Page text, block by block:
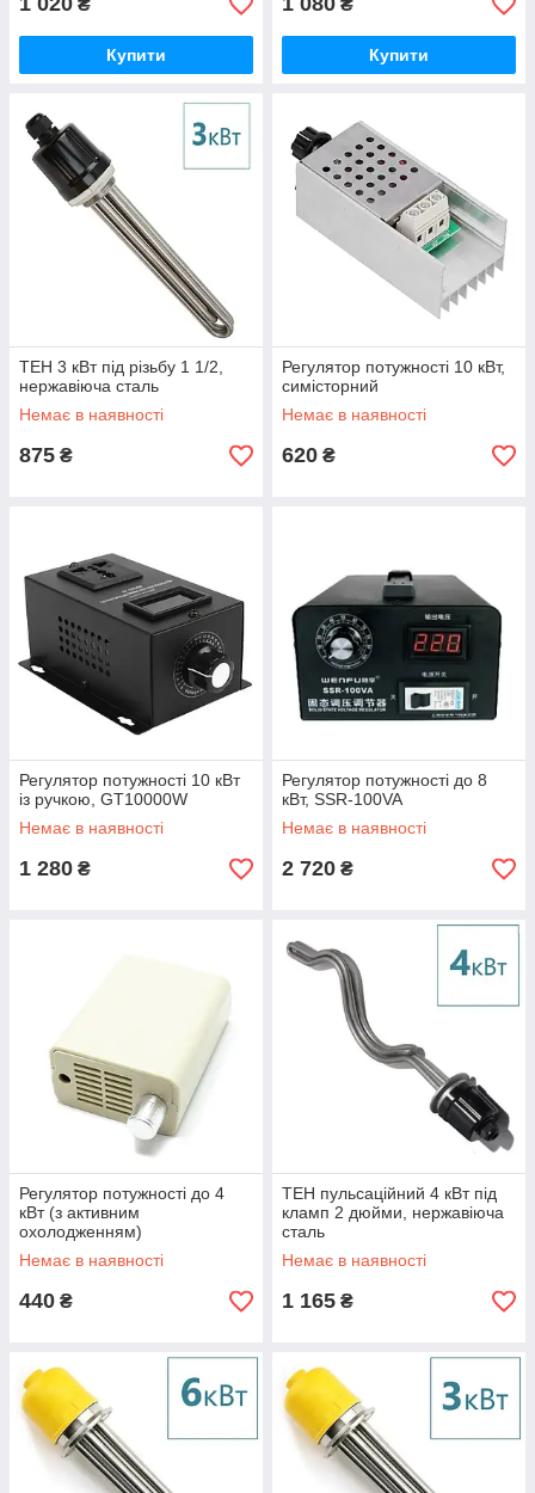
₴
Купити
₴
Купити
ТЕН 3 кВт під різьбу 1 1/2,
нержавіюча сталь
Немає в наявності
875 ₴
Регулятор потужності 10 кВт,
симісторний
Немає в наявності
620 ₴
Регулятор потужності 10 кВт
із ручкою, GT10000W
Немає в наявності
1 280 ₴
Регулятор потужності до 8
кВт, SSR-100VA
Немає в наявності
2 720 ₴
Регулятор потужності до 4
кВт (з активним
охолодженням)
Немає в наявності
440 ₴
ТЕН пульсаційний 4 кВт під
кламп 2 дюйми, нержавіюча
сталь
Немає в наявності
1 165 ₴